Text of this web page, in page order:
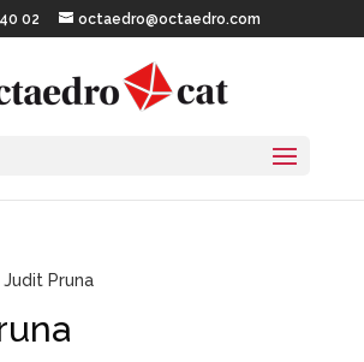
02 octaedro@octaedro.com
Pruna